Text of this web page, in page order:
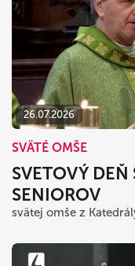
26.07.2026
SVÄTÉ OMŠE
SVETOVÝ
SENIOROV
svätej omše z